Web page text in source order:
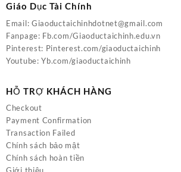
Giáo Dục Tài Chính
Email: Giaoductaichinhdotnet@gmail.com
Fanpage: Fb.com/Giaoductaichinh.edu.vn
Pinterest: Pinterest.com/giaoductaichinh
Youtube:Yb.com/giaoductaichinh
HỖ TRỢ KHÁCH HÀNG
Checkout
Payment Confirmation
Transaction Failed
Chính sách bảo mật
Chính sách hoàn tiền